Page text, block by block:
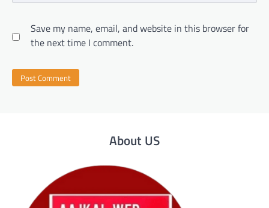
Save my name, email, and website in this browser for
the next time I comment.
About US